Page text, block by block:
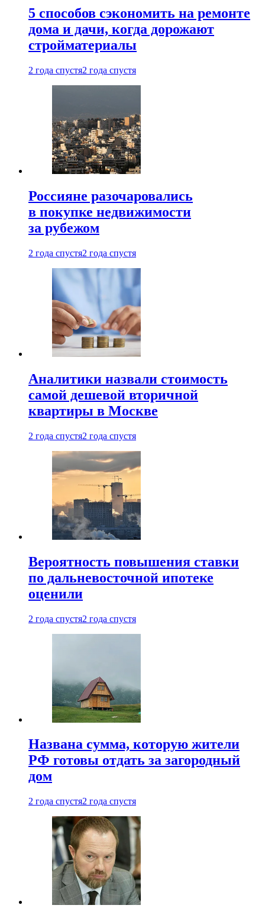
5 способов сэкономить на ремонте
дома и дачи, когда дорожают
стройматериалы
2 года спустя2 года спустя
Россияне разочаровались
в покупке недвижимости
за рубежом
2 года спустя2 года спустя
Аналитики назвали стоимость
самой дешевой вторичной
квартиры в Москве
2 года спустя2 года спустя
Вероятность повышения ставки
по дальневосточной ипотеке
оценили
2 года спустя2 года спустя
Названа сумма, которую жители
РФ готовы отдать за загородный
дом
2 года спустя2 года спустя